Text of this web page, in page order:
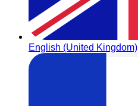
English (United Kingdom)